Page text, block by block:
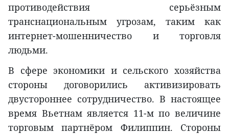
противодействия серьёзным
транснациональным угрозам, таким как
интернет-мошенничество и торговля
людьми.
В сфере экономики и сельского хозяйства
стороны договорились активизировать
двустороннее сотрудничество. В настоящее
время Вьетнам является 11-м по величине
торговым партнёром Филиппин. Стороны